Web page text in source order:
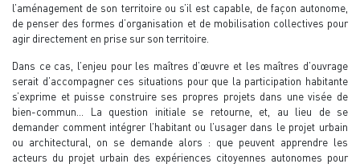
l’aménagement de son territoire ou s’il est capable, de façon autonome,
de penser des formes d’organisation et de mobilisation collectives pour
agir directement en prise sur son territoire.
Dans ce cas, l’enjeu pour les maîtres d’œuvre et les maîtres d’ouvrage
serait d’accompagner ces situations pour que la participation habitante
s’exprime et puisse construire ses propres projets dans une visée de
bien-commun... La question initiale se retourne, et, au lieu de se
demander comment intégrer l’habitant ou l’usager dans le projet urbain
ou architectural, on se demande alors : que peuvent apprendre les
acteurs du projet urbain des expériences citoyennes autonomes pour